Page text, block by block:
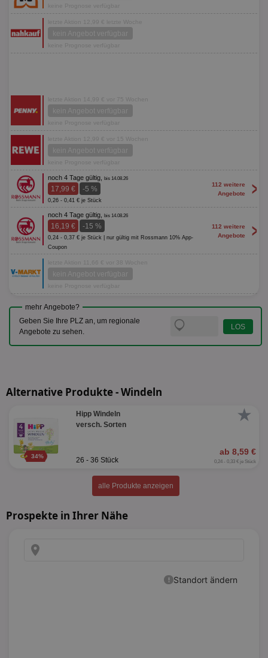
keine Prognose verfügbar
letzte Aktion 12,99 € letzte Woche
kein Angebot verfügbar
keine Prognose verfügbar
letzte Aktion 14,99 € vor 75 Wochen
kein Angebot verfügbar
keine Prognose verfügbar
letzte Aktion 12,99 € vor 15 Wochen
kein Angebot verfügbar
keine Prognose verfügbar
noch 4 Tage gültig, bis 14.08.26
17,99 € -5 %
0,26 - 0,41 € je Stück
112 weitere
Angebote
>
noch 4 Tage gültig, bis 14.08.26
16,19 € -15 %
0,24 - 0,37 € je Stück | nur gültig mit Rossmann 10% App-
Coupon
112 weitere
Angebote
>
letzte Aktion 11,66 € vor 38 Wochen
kein Angebot verfügbar
keine Prognose verfügbar
mehr Angebote?
Geben Sie Ihre PLZ an, um regionale
Angebote zu sehen.
Alternative Produkte - Windeln
★
34%
Hipp Windeln
versch. Sorten
ab 8,59 €
26 - 36 Stück 0,24 - 0,33 € je Stück
alle Produkte anzeigen
Prospekte in Ihrer Nähe